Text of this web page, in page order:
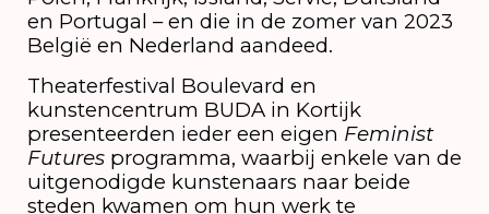
en Portugal – en die in de zomer van 2023
België en Nederland aandeed.
Theaterfestival Boulevard en
kunstencentrum BUDA in Kortijk
presenteerden ieder een eigen Feminist
Futures programma, waarbij enkele van de
uitgenodigde kunstenaars naar beide
steden kwamen om hun werk te